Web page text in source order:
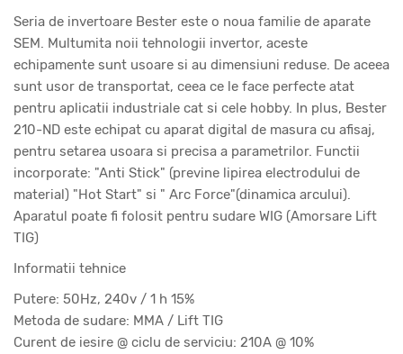
Seria de invertoare Bester este o noua familie de aparate
SEM. Multumita noii tehnologii invertor, aceste
echipamente sunt usoare si au dimensiuni reduse. De aceea
sunt usor de transportat, ceea ce le face perfecte atat
pentru aplicatii industriale cat si cele hobby. In plus, Bester
210-ND este echipat cu aparat digital de masura cu afisaj,
pentru setarea usoara si precisa a parametrilor. Functii
incorporate: "Anti Stick" (previne lipirea electrodului de
material) "Hot Start" si " Arc Force"(dinamica arcului).
Aparatul poate fi folosit pentru sudare WIG (Amorsare Lift
TIG)
Informatii tehnice
Putere: 50Hz, 240v / 1 h 15%
Metoda de sudare: MMA / Lift TIG
Curent de iesire @ ciclu de serviciu: 210A @ 10%